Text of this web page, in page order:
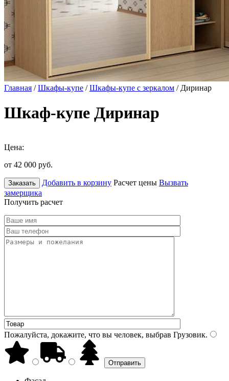
Главная /Шкафы-купе /Шкафы-купе с зеркалом / Диринар
Шкаф-купе Диринар
Цена:
от 42 000 руб.
Заказать Добавить в корзину Расчет цены Вызвать
замерщика
Получить расчет
Пожалуйста, докажите, что вы человек, выбрав Грузовик.